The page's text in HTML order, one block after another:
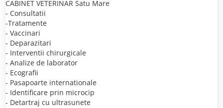
CABINET VETERINAR Satu Mare
- Consultatii
-Tratamente
- Vaccinari
- Deparazitari
- Interventii chirurgicale
- Analize de laborator
- Ecografii
- Pasapoarte internationale
- Identificare prin microcip
- Detartraj cu ultrasunete